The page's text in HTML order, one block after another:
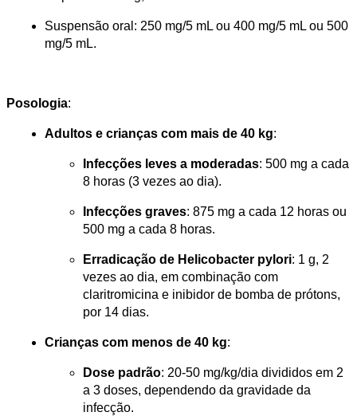
Suspensão oral: 250 mg/5 mL ou 400 mg/5 mL ou 500
mg/5 mL.
Posologia:
Adultos e crianças com mais de 40 kg:
Infecções leves a moderadas: 500 mg a cada
8 horas (3 vezes ao dia).
Infecções graves: 875 mg a cada 12 horas ou
500 mg a cada 8 horas.
Erradicação de Helicobacter pylori: 1 g, 2
vezes ao dia, em combinação com
claritromicina e inibidor de bomba de prótons,
por 14 dias.
Crianças com menos de 40 kg:
Dose padrão: 20-50 mg/kg/dia divididos em 2
a 3 doses, dependendo da gravidade da
infecção.